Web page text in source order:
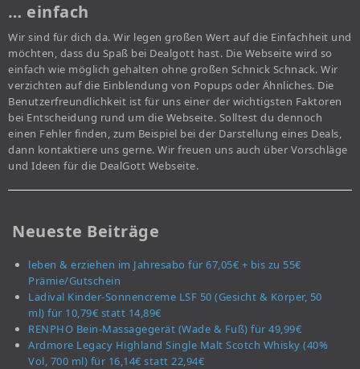
… einfach
Wir sind für dich da. Wir legen großen Wert auf die Einfachheit und
möchten, dass du Spaß bei Dealgott hast. Die Webseite wird so
einfach wie möglich gehalten ohne großen Schnick Schnack. Wir
verzichten auf die Einblendung von Popups oder Ähnliches. Die
Benutzerfreundlichkeit ist für uns einer der wichtigsten Faktoren
bei Entscheidung rund um die Webseite. Solltest du dennoch
einen Fehler finden, zum Beispiel bei der Darstellung eines Deals,
dann kontaktiere uns gerne. Wir freuen uns auch über Vorschläge
und Ideen für die DealGott Webseite.
Neueste Beiträge
leben & erziehen im Jahresabo für 67,05€ + bis zu 55€
Prämie/Gutschein
Ladival Kinder-Sonnencreme LSF 50 (Gesicht & Körper, 50
ml) für 10,79€ statt 14,89€
RENPHO Bein-Massagegerät (Wade & Fuß) für 49,99€
Ardmore Legacy Highland Single Malt Scotch Whisky (40%
Vol, 700 ml) für 16,14€ statt 22,94€